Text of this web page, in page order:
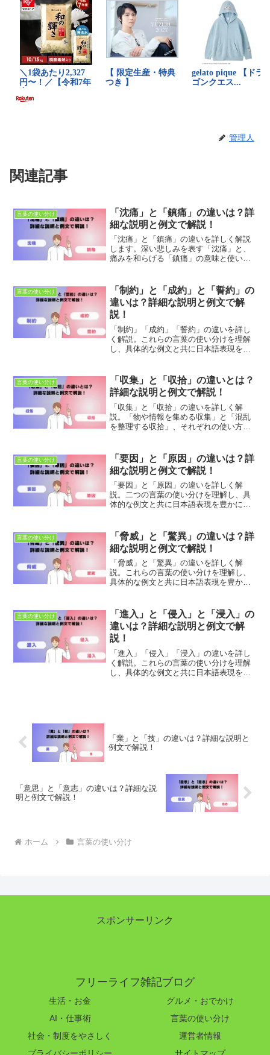
管理人
関連記事
言葉の使い分け
「沈痛」と「鎮痛」の違いは？詳
細な説明と例文で解説！
「沈痛」と「鎮痛」の違いを詳しく解説
します。深い悲しみを表す「沈痛」と、
痛みを和らげる「鎮痛」の意味と使い方
で理解を深め、コミュニケーション力を
向上させましょう。
言葉の使い分け
「制約」と「成約」と「誓約」の
違いは？詳細な説明と例文で解
説！
「制約」「成約」「誓約」の違いを詳し
く解説。これらの言葉の使い分けを理解
し、具体的な例文と共に日本語表現を豊
ションを目指します。
言葉の使い分け
「収集」と「収拾」の違いとは？
詳細な説明と例文で解説！
「収集」と「収拾」の違いを詳しく解
説。「物や情報を集める収集」と「混乱
を整理する収拾」、それぞれの使い方と
言葉の使い分け
「要因」と「原因」の違いは？詳
細な説明と例文で解説！
「要因」と「原因」の違いを詳しく解
説。二つの言葉の使い分けを理解し、具
体的な例文と共に日本語表現を豊かにし
します。
言葉の使い分け
「脅威」と「驚異」の違いは？詳
細な説明と例文で解説！
「脅威」と「驚異」の違いを詳しく解
説。これらの言葉の使い分けを理解し、
具体的な例文と共に日本語表現を豊かに
ンを目指します。
言葉の使い分け
「進入」と「侵入」と「浸入」の
違いは？詳細な説明と例文で解
説！
「進入」「侵入」「浸入」の違いを詳し
く解説。これらの言葉の使い分けを理解
し、具体的な例文と共に日本語表現を豊
「業」と「技」の違いは？詳細な説明と
例文で解説！
「意思」と「意志」の違いは？詳細な説
明と例文で解説！
ホーム 言葉の使い分け
スポンサーリンク
フリーライフ雑記ブログ
生活・お金
グルメ・おでかけ
AI・仕事術
言葉の使い分け
社会・制度をやさしく
運営者情報